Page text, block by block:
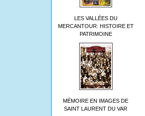
LES VALLÉES DU
MERCANTOUR: HISTOIRE ET
PATRIMOINE
MÉMOIRE EN IMAGES DE
SAINT LAURENT DU VAR